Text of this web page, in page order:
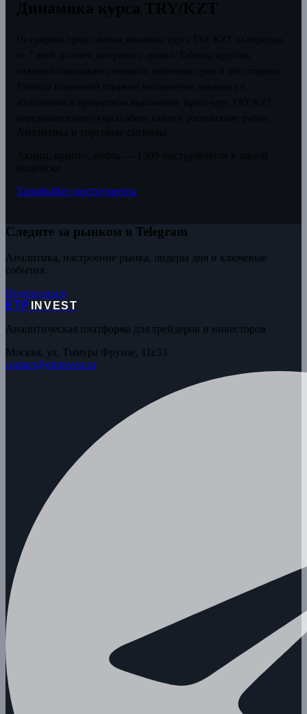
ТарифыВсе инструменты
Следите за рынком в Telegram
Аналитика, настроение рынка, лидеры дня и ключевые
события.
Подписаться
ETP
INVEST
Аналитическая платформа для трейдеров и инвесторов
Москва, ул. Тимура Фрунзе, 11с33
contact@etpinvest.ru